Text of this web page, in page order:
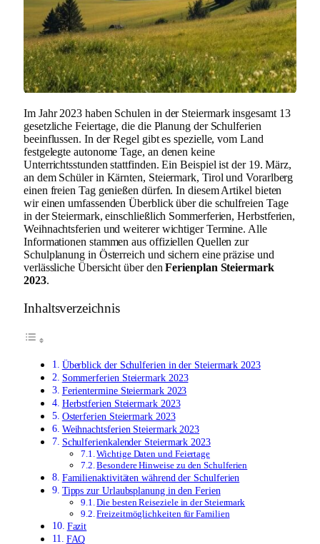
Im Jahr 2023 haben Schulen in der Steiermark insgesamt 13
gesetzliche Feiertage, die die Planung der Schulferien
beeinflussen. In der Regel gibt es spezielle, vom Land
festgelegte autonome Tage, an denen keine
Unterrichtsstunden stattfinden. Ein Beispiel ist der 19. März,
an dem Schüler in Kärnten, Steiermark, Tirol und Vorarlberg
einen freien Tag genießen dürfen. In diesem Artikel bieten
wir einen umfassenden Überblick über die schulfreien Tage
in der Steiermark, einschließlich Sommerferien, Herbstferien,
Weihnachtsferien und weiterer wichtiger Termine. Alle
Informationen stammen aus offiziellen Quellen zur
Schulplanung in Österreich und sichern eine präzise und
verlässliche Übersicht über denFerienplan Steiermark
2023.
Inhaltsverzeichnis
Überblick der Schulferien in der Steiermark 2023
Sommerferien Steiermark 2023
Ferientermine Steiermark 2023
Herbstferien Steiermark 2023
Osterferien Steiermark 2023
Weihnachtsferien Steiermark 2023
Schulferienkalender Steiermark 2023
Wichtige Daten und Feiertage
Besondere Hinweise zu den Schulferien
Familienaktivitäten während der Schulferien
Tipps zur Urlaubsplanung in den Ferien
Die besten Reiseziele in der Steiermark
Freizeitmöglichkeiten für Familien
Fazit
FAQ